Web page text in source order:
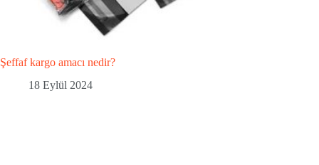
Şeffaf kargo amacı nedir?
18 Eylül 2024